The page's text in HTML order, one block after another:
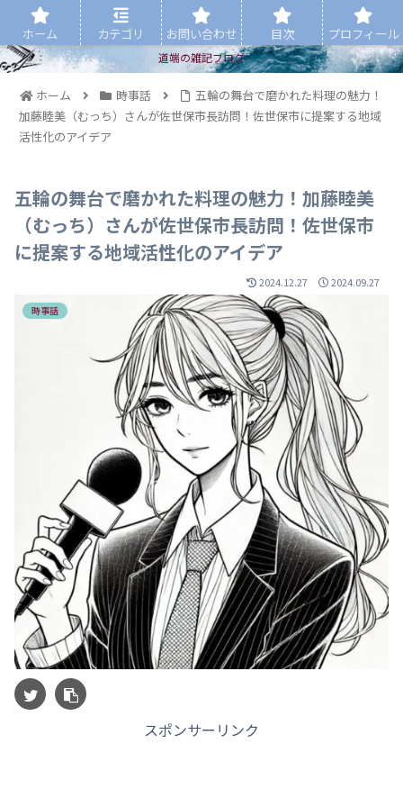
道端の雑記ブログ
ホーム 時事話
五輪の舞台で磨かれた料理の魅力！
加藤睦美（むっち）さんが佐世保市長訪問！佐世保市に提案する地域
活性化のアイデア
五輪の舞台で磨かれた料理の魅力！加藤睦美
（むっち）さんが佐世保市長訪問！佐世保市
に提案する地域活性化のアイデア
2024.12.27 2024.09.27
時事話
スポンサーリンク
ホーム カテゴリ お問い合わせ 目次 プロフィール